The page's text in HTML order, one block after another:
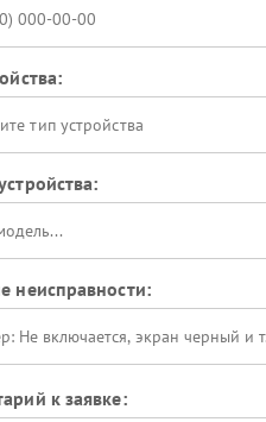
тип устройства
неисправности:
к заявке: